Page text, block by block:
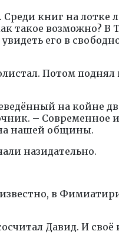
книг на
такое возможно? В
его в
Потом
на койне
–
нашей общины.
назидательно.
в
Давид. И своё